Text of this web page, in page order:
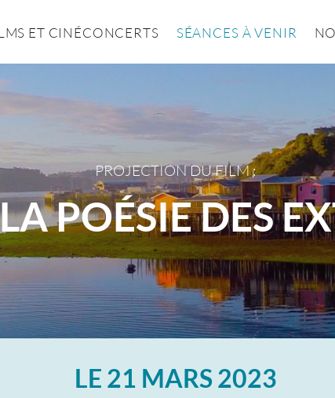
ET CINÉCONCERTS SÉANCES À VENIR
PROJECTION DU FILM :
POÉSIE DES
LE 21 MARS 2023